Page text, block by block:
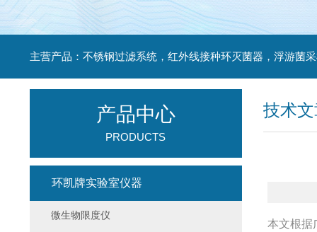
技术
本文根据
产品中心
PRODUCTS
环凯牌实验室仪器
微生物限度仪